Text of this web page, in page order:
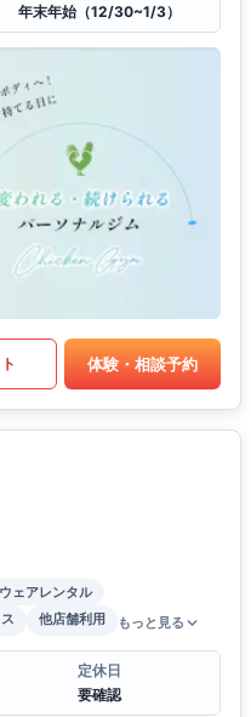
年末年始（12/30~1/3）
体験・相談予約
ウェアレンタル
他店舗利用 もっと見る
定休日
要確認